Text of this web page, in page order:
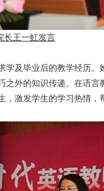
长王一虹发言
学及毕业后的教学经历。
外的知识传递。在语言
激发学生的学习热情，